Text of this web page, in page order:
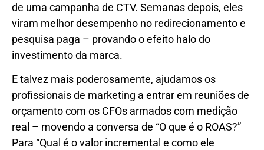
de uma campanha de CTV. Semanas depois, eles
viram melhor desempenho no redirecionamento e
pesquisa paga – provando o efeito halo do
investimento da marca.
E talvez mais poderosamente, ajudamos os
profissionais de marketing a entrar em reuniões de
orçamento com os CFOs armados com medição
real – movendo a conversa de “O que é o ROAS?”
Para “Qual é o valor incremental e como ele